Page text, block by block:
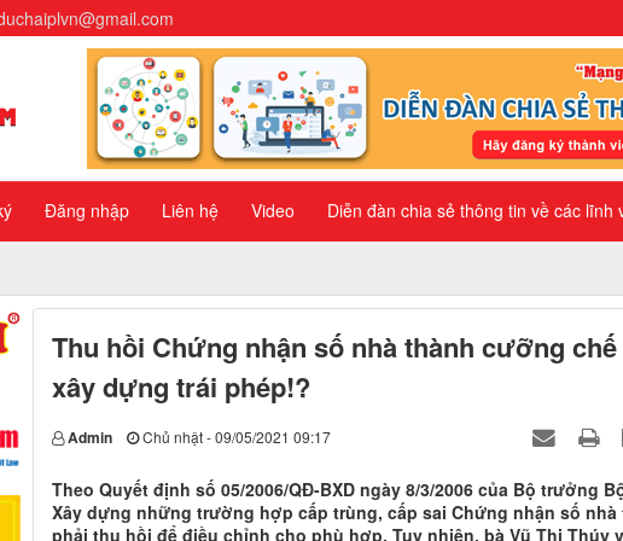
Đăng nhập Liên hệ Video Diễn đàn chia sẻ thông tin về các
Thu hồi Chứng nhận số nhà thành cưỡng chế
xây dựng trái phép!?
Admin Chủ nhật - 09/05/2021 09:17
Theo Quyết định số 05/2006/QĐ-BXD ngày 8/3/2006 của Bộ trưởng
Xây dựng những trường hợp cấp trùng, cấp sai Chứng nhận số nhà
phải thu hồi để điều chỉnh cho phù hợp. Tuy nhiên, bà Vũ Thị Thúy